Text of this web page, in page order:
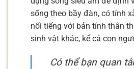
sống theo bầy đàn, có tính
nổi tiếng với bản tính thân
sinh vật khác, kể cả con
Có thể bạn quan